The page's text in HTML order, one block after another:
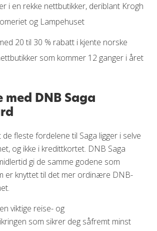
i en rekke nettbutikker, deriblant Krogh
og Lampehuset
20 til 30 % rabatt i kjente norske
som kommer 12 ganger i året
med DNB Saga
fleste fordelene til Saga ligger i selve
og ikke i kredittkortet. DNB Saga
gi de samme godene som
er knyttet til det mer ordinære DNB-
viktige reise- og
som sikrer deg såfremt minst